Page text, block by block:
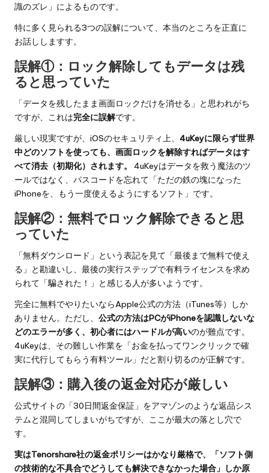
識のズレ」によるものです。
特に多く見られる3つの誤解について、本当のところを正直に
お話ししますす。
誤解①：ロック解除してもデータは残
ると思っていた
「データを残したまま画面ロックだけを消せる」と思われがち
ですが、これは完全に誤解です。
厳しい現実ですが、iOSのセキュリティ上、 4uKeyに限らず世界
中どのソフトを使っても、画面ロックを解除すればデータはす
べて消去（初期化）されます。
4uKeyはデータを救う魔法のツ
ールではなく、パスコードを忘れて「ただの鉄の塊になった
iPhoneを、もう一度使えるようにするソフト」です。
誤解②：無料でロック解除できると思
っていた
「無料ダウンロード」という表記を見て「最後まで無料で使え
る」と勘違いし、最後の実行ステップで有料ライセンスを求め
られて「騙された！」と感じる人が多いようです。
完全に無料でやりたいならApple公式の方法（iTunes等）しか
ありません。ただし、 公式の方法はPCがiPhoneを認識しないな
どのエラーが多く、初心者にはハードルが高いのが難点です。
4uKeyは、その難しい作業を「お金を払ってワンクリックで確
実に代行してもらう有料ツール」だと割り切るのが正解です。
誤解③：購入後の返金対応が厳しい
公式サイトの「30日間返金保証」をアマゾンのような返品シス
テムと混同してしまいがちですが、ここが最大の落とし穴で
す。
実はTenorshare社の返金ポリシーはかなり厳格で、「ソフト側
の技術的な不具合でどうしても解決できなかった場合」しか原